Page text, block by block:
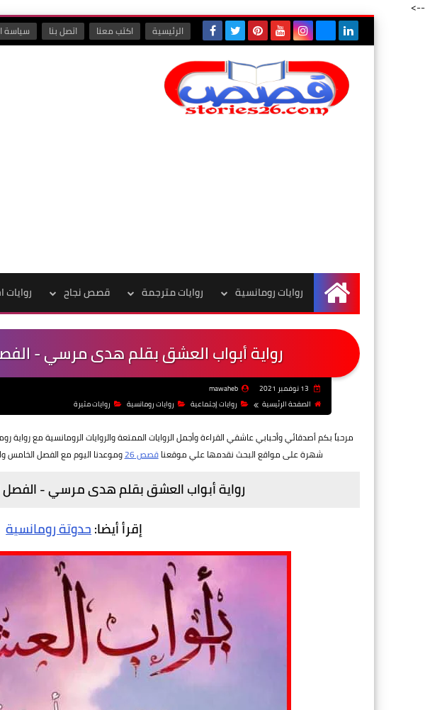
-->
الرئيسية اكتب معنا اتصل بنا سياسة
الرئيسية
روايات رومانسية روايات مترجمة قصص نجاح روايات
رواية أبواب العشق بقلم هدى مرسي -
mawaheb
الصفحة الرئيسية
روايات إجتماعية روايات رومانسية روايات مثيرة
مرحباً بكم أصدقائي وأحبابي عاشقي القراءة وأجمل الروايات الممتعة والروايات الرومانسية مع رواية
شهرة على مواقع البحث نقدمها علي موقعناقصص 26 وموعدنا اليوم مع الفصل الخامس
رواية أبواب العشق بقلم هدى مرسي -
إقرأ أيضا:حدوتة رومانسية